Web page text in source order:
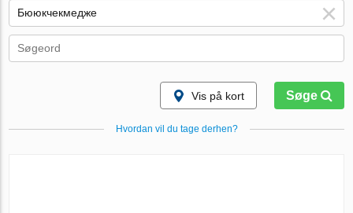
Vis på kort Søge
Hvordan vil du tage derhen?